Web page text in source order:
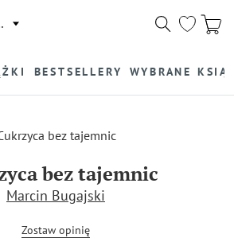
BESTSELLERY WYBRANE
bez tajemnic
Marcin Bugajski
Zostaw opinię